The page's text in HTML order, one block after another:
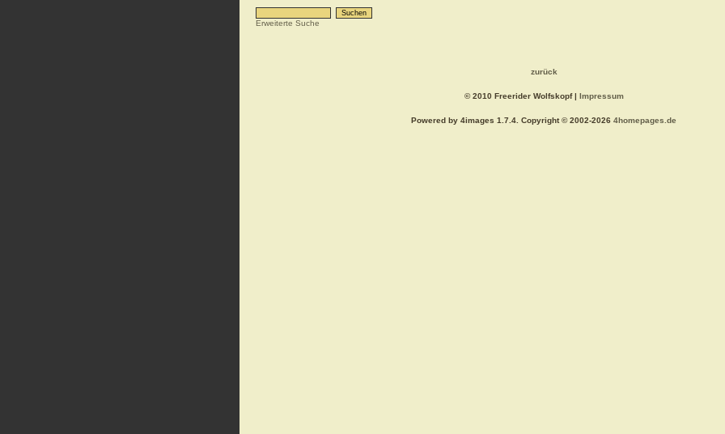
Erweiterte Suche
zurück
© 2010 Freerider Wolfskopf | Impressum
Powered by 4images 1.7.4. Copyright © 2002-2026 4homepages.de